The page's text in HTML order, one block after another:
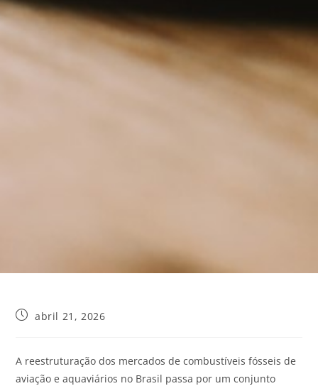
abril 21, 2026
A reestruturação dos mercados de combustíveis fósseis de
aviação e aquaviários no Brasil passa por um conjunto